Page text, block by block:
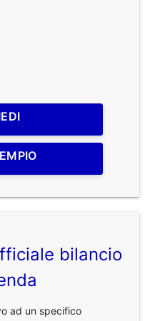
bilancio
ad un specifico